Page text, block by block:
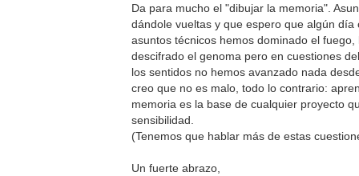
Da para mucho el "dibujar la memoria".
dándole vueltas y que espero que algún día
asuntos técnicos hemos dominado el fuego,
descifrado el genoma pero en cuestiones
los sentidos no hemos avanzado nada
creo que no es malo, todo lo contrario:
memoria es la base de cualquier proyecto
sensibilidad.
(Tenemos que hablar más de estas
Un fuerte abrazo,